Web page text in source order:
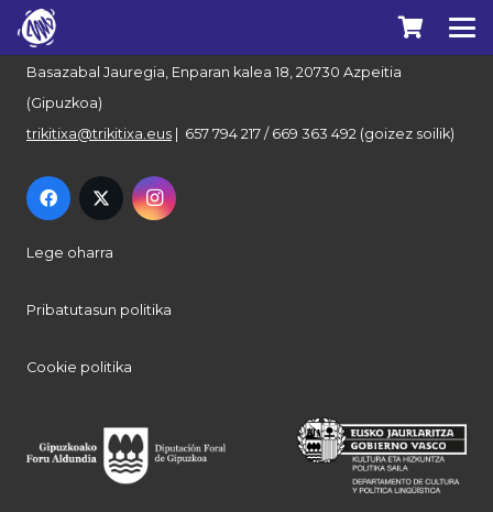
Euskal Herriko Trikitixa Elkartea
Basazabal Jauregia, Enparan kalea 18, 20730 Azpeitia
(Gipuzkoa)
trikitixa@trikitixa.eus | 657 794 217 / 669 363 492 (goizez soilik)
Lege oharra
Pribatutasun politika
Cookie politika